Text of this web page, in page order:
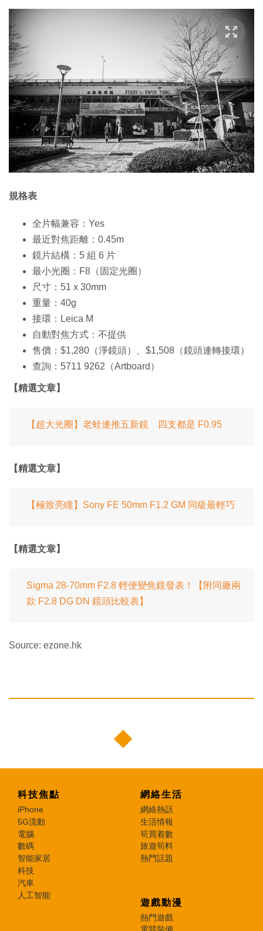
規格表
全片幅兼容：Yes
最近對焦距離：0.45m
鏡片結構：5 組 6 片
最小光圈：F8（固定光圈）
尺寸：51 x 30mm
重量：40g
接環：Leica M
自動對焦方式：不提供
售價：$1,280（淨鏡頭）、$1,508（鏡頭連轉接環）
查詢：5711 9262（Artboard）
【精選文章】
【超大光圈】老蛙連推五新鏡 四支都是 F0.95
【精選文章】
【極致亮瞳】Sony FE 50mm F1.2 GM 同級最輕巧
【精選文章】
Sigma 28-70mm F2.8 輕便變焦鏡發表！【附同廠兩
款 F2.8 DG DN 鏡頭比較表】
Source: ezone.hk
科技焦點
iPhone
5G流動
電腦
數碼
智能家居
科技
汽車
人工智能
網絡生活
網絡熱話
生活情報
筍買着數
旅遊筍料
熱門話題
遊戲動漫
熱門遊戲